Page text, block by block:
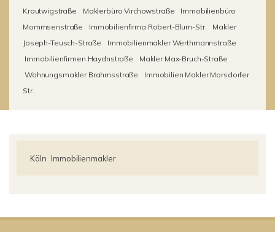
Krautwigstraße
Maklerbüro Virchowstraße
Immobilienbüro
Mommsenstraße
Immobilienfirma Robert-Blum-Str.
Makler
Joseph-Teusch-Straße
Immobilienmakler Werthmannstraße
Immobilienfirmen Haydnstraße
Makler Max-Bruch-Straße
Wohnungsmakler Brahmsstraße
Immobilien Makler Morsdorfer
Str.
Köln Immobilienmakler